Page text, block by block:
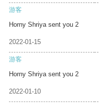
游客
Horny Shriya sent you 2
2022-01-15
游客
Horny Shriya sent you 2
2022-01-10